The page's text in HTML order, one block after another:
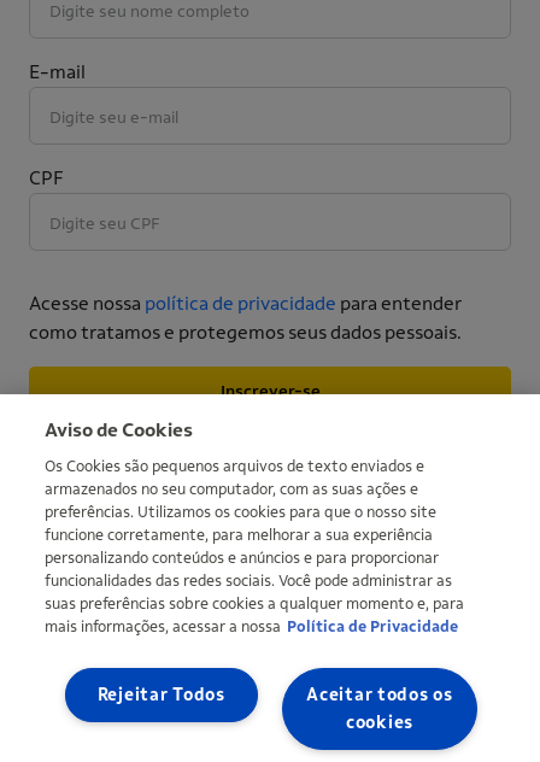
E-mail
CPF
Acesse nossa política de privacidade para entender
como tratamos e protegemos seus dados pessoais.
Inscrever-se
More informations
Copyright © Ipiranga Produtos de Petróleo SA 2026 | CNPJ:
Site mapPrivacy Policy Definir meus cookies
Aviso de Cookies
Os Cookies são pequenos arquivos de texto enviados e
armazenados no seu computador, com as suas ações e
preferências. Utilizamos os cookies para que o nosso site
funcione corretamente, para melhorar a sua experiência
personalizando conteúdos e anúncios e para proporcionar
funcionalidades das redes sociais. Você pode administrar as
suas preferências sobre cookies a qualquer momento e, para
mais informações, acessar a nossa Política de Privacidade
Aceitar todos os
cookies
Rejeitar Todos